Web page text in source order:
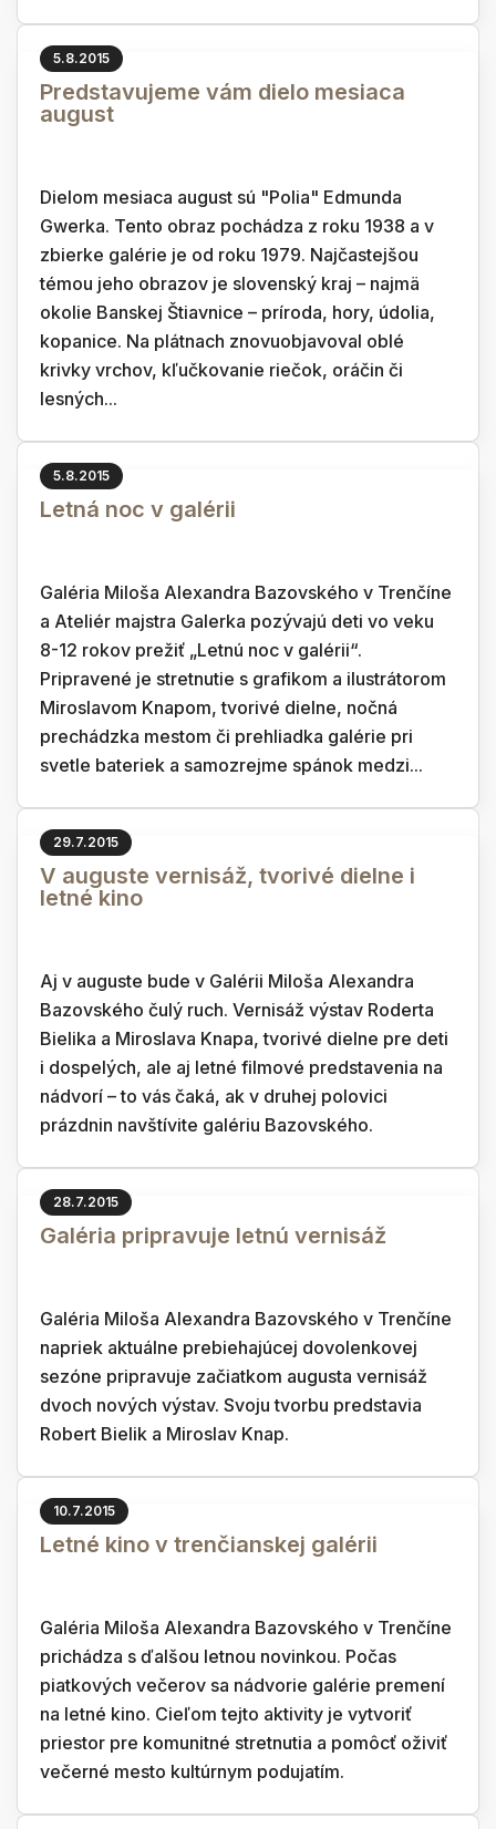
5.8.2015
Predstavujeme vám dielo mesiaca
august
Dielom mesiaca august sú "Polia" Edmunda
Gwerka. Tento obraz pochádza z roku 1938 a v
zbierke galérie je od roku 1979. Najčastejšou
témou jeho obrazov je slovenský kraj – najmä
okolie Banskej Štiavnice – príroda, hory, údolia,
kopanice. Na plátnach znovuobjavoval oblé
krivky vrchov, kľučkovanie riečok, oráčin či
lesných...
5.8.2015
Letná noc v galérii
Galéria Miloša Alexandra Bazovského v Trenčíne
a Ateliér majstra Galerka pozývajú deti vo veku
8-12 rokov prežiť „Letnú noc v galérii“.
Pripravené je stretnutie s grafikom a ilustrátorom
Miroslavom Knapom, tvorivé dielne, nočná
prechádzka mestom či prehliadka galérie pri
svetle bateriek a samozrejme spánok medzi...
29.7.2015
V auguste vernisáž, tvorivé dielne i
letné kino
Aj v auguste bude v Galérii Miloša Alexandra
Bazovského čulý ruch. Vernisáž výstav Roderta
Bielika a Miroslava Knapa, tvorivé dielne pre deti
i dospelých, ale aj letné filmové predstavenia na
nádvorí – to vás čaká, ak v druhej polovici
prázdnin navštívite galériu Bazovského.
28.7.2015
Galéria pripravuje letnú vernisáž
Galéria Miloša Alexandra Bazovského v Trenčíne
napriek aktuálne prebiehajúcej dovolenkovej
sezóne pripravuje začiatkom augusta vernisáž
dvoch nových výstav. Svoju tvorbu predstavia
Robert Bielik a Miroslav Knap.
10.7.2015
Letné kino v trenčianskej galérii
Galéria Miloša Alexandra Bazovského v Trenčíne
prichádza s ďalšou letnou novinkou. Počas
piatkových večerov sa nádvorie galérie premení
na letné kino. Cieľom tejto aktivity je vytvoriť
priestor pre komunitné stretnutia a pomôcť oživiť
večerné mesto kultúrnym podujatím.